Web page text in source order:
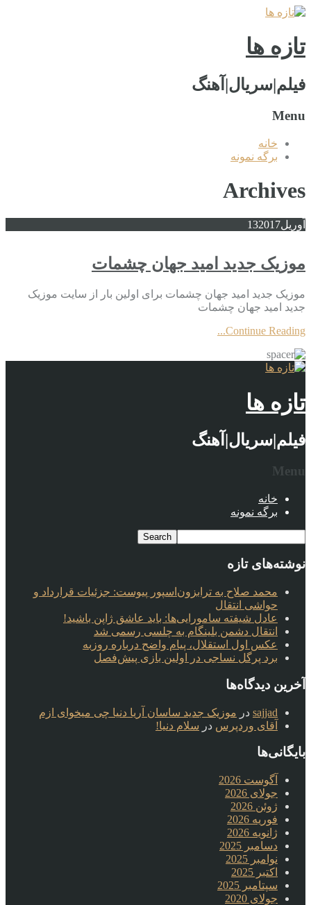
تازه ها
فیلم|سریال|آهنگ
Menu
خانه
برگه نمونه
Archives
آوریل 132017
موزیک جدید امید جهان چشمات
موزیک جدید امید جهان چشمات برای اولین بار از سایت موزیک
جدید امید جهان چشمات
Continue Reading...
تازه ها
فیلم|سریال|آهنگ
Menu
خانه
برگه نمونه
نوشته‌های تازه
محمد صلاح به ترابزون‌اسپور پیوست: جزئیات قرارداد و
حواشی انتقال
عادل شیفته سامورایی‌ها: باید عاشق ژاپن باشید!
انتقال دشمن بلینگام به چلسی رسمی شد
عکس اول استقلال، پیام واضح درباره روزبه
برد پرگل نساجی در اولین بازی پیش‌فصل
آخرین دیدگاه‌ها
sajjad در موزیک جدید ساسان آریا دنیا چی میخوای ازم
آقای وردپرس در سلام دنیا!
بایگانی‌ها
آگوست 2026
جولای 2026
ژوئن 2026
فوریه 2026
ژانویه 2026
دسامبر 2025
نوامبر 2025
اکتبر 2025
سپتامبر 2025
جولای 2020